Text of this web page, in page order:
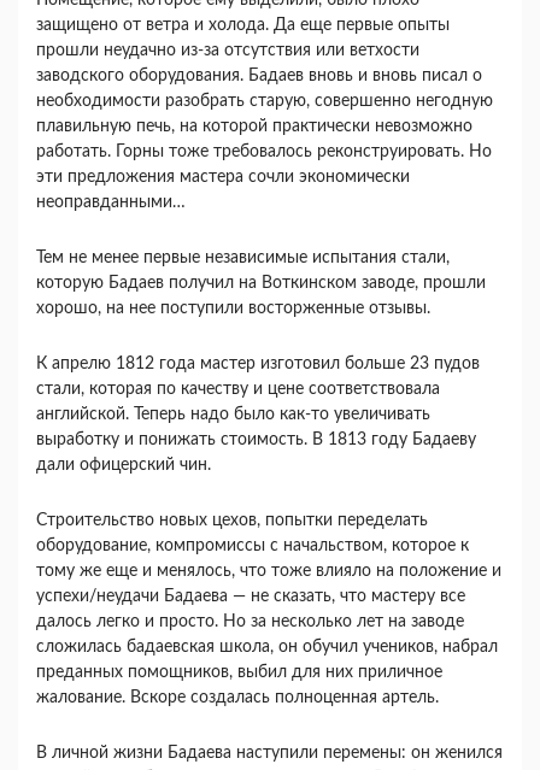
защищено от ветра и холода. Да еще первые опыты
прошли неудачно из-за отсутствия или ветхости
заводского оборудования. Бадаев вновь и вновь писал о
необходимости разобрать старую, совершенно негодную
плавильную печь, на которой практически невозможно
работать. Горны тоже требовалось реконструировать. Но
эти предложения мастера сочли экономически
неоправданными…
Тем не менее первые независимые испытания стали,
которую Бадаев получил на Воткинском заводе, прошли
хорошо, на нее поступили восторженные отзывы.
К апрелю 1812 года мастер изготовил больше 23 пудов
стали, которая по качеству и цене соответствовала
английской. Теперь надо было как-то увеличивать
выработку и понижать стоимость. В 1813 году Бадаеву
дали офицерский чин.
Строительство новых цехов, попытки переделать
оборудование, компромиссы с начальством, которое к
тому же еще и менялось, что тоже влияло на положение и
успехи/неудачи Бадаева — не сказать, что мастеру все
далось легко и просто. Но за несколько лет на заводе
сложилась бадаевская школа, он обучил учеников, набрал
преданных помощников, выбил для них приличное
жалование. Вскоре создалась полноценная артель.
В личной жизни Бадаева наступили перемены: он женился